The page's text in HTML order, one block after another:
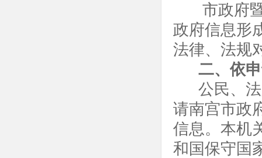
市政府
政府信息形
法律、法规
二、依
公民、
请南宫市政
信息。本机
和国保守国